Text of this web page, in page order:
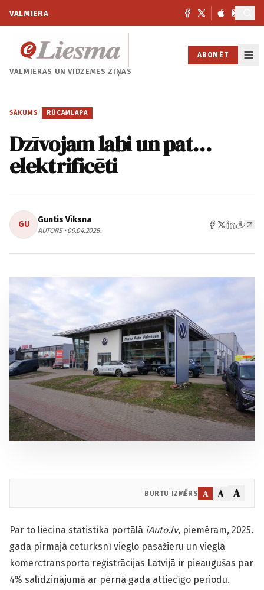
VALMIERA
VALMIERAS UNVIDZEMES ZIŅAS
ABONĒT
SĀKUMS / RŪCAMLAPA
Dzīvojam labi un pat…
elektrificēti
GU Guntis Vīksna
AUTORS • 09.04.2025.
BURTU IZMĒRS A A A
Par to liecina statistika portālā iAuto.lv, piemēram, 2025.
gada pirmajā ceturksnī vieglo pasažieru un vieglā
komerctransporta reģistrācijas Latvijā ir pieaugušas par
4% salīdzinājumā ar pērnā gada attiecīgo periodu.